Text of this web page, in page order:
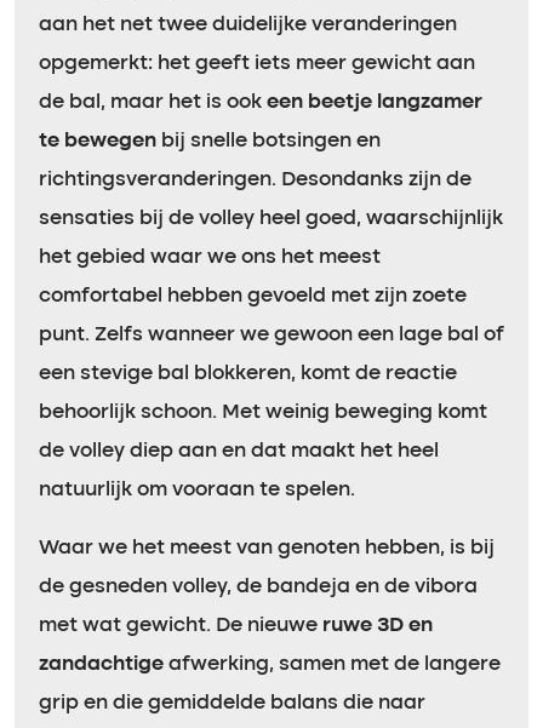
aan het net twee duidelijke veranderingen
opgemerkt: het geeft iets meer gewicht aan
de bal, maar het is ook een beetje langzamer
te bewegen bij snelle botsingen en
richtingsveranderingen. Desondanks zijn de
sensaties bij de volley heel goed, waarschijnlijk
het gebied waar we ons het meest
comfortabel hebben gevoeld met zijn zoete
punt. Zelfs wanneer we gewoon een lage bal of
een stevige bal blokkeren, komt de reactie
behoorlijk schoon. Met weinig beweging komt
de volley diep aan en dat maakt het heel
natuurlijk om vooraan te spelen.
Waar we het meest van genoten hebben, is bij
de gesneden volley, de bandeja en de vibora
met wat gewicht. De nieuwe ruwe 3D en
zandachtige afwerking, samen met de langere
grip en die gemiddelde balans die naar